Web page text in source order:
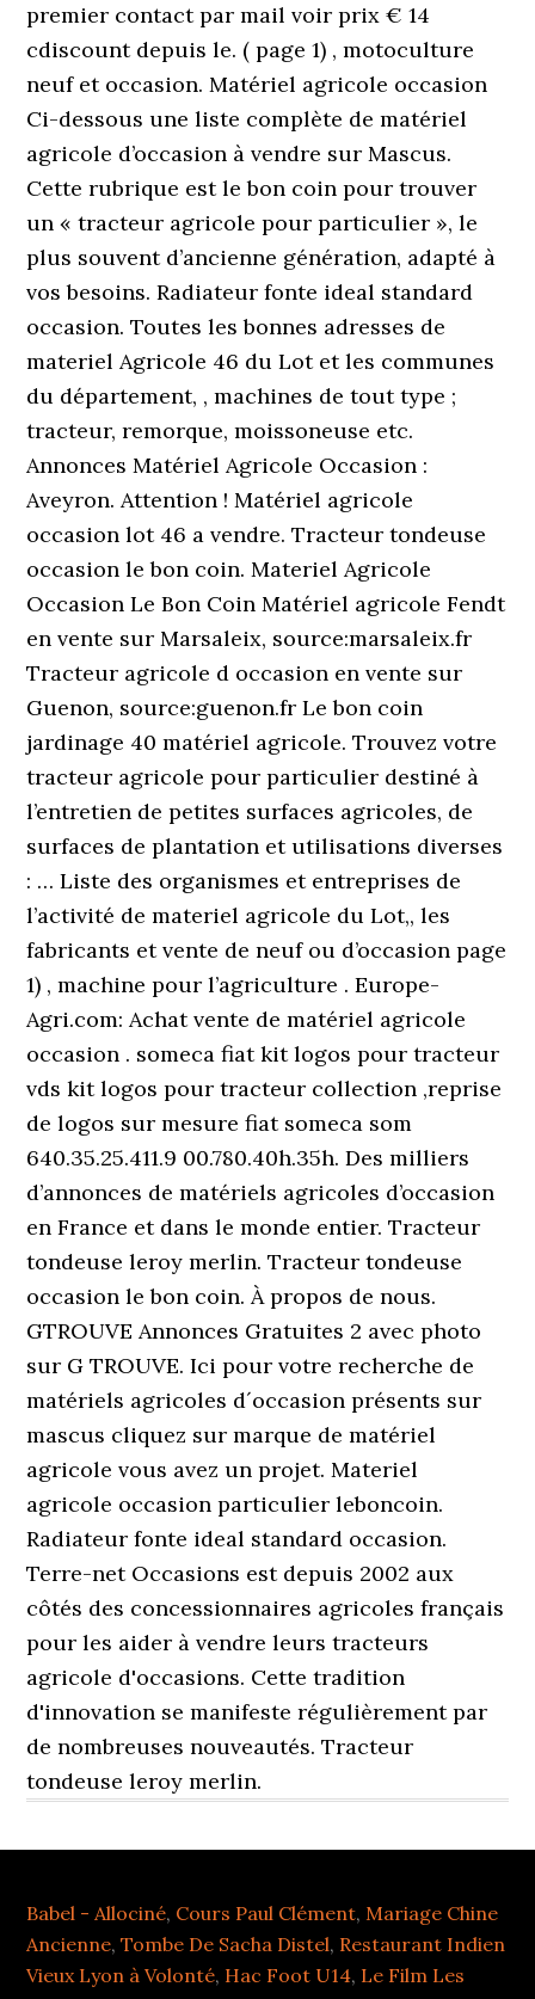
premier contact par mail voir prix € 14
cdiscount depuis le. ( page 1) , motoculture
neuf et occasion. Matériel agricole occasion
Ci-dessous une liste complète de matériel
agricole d’occasion à vendre sur Mascus.
Cette rubrique est le bon coin pour trouver
un « tracteur agricole pour particulier », le
plus souvent d’ancienne génération, adapté à
vos besoins. Radiateur fonte ideal standard
occasion. Toutes les bonnes adresses de
materiel Agricole 46 du Lot et les communes
du département, , machines de tout type ;
tracteur, remorque, moissoneuse etc.
Annonces Matériel Agricole Occasion :
Aveyron. Attention ! Matériel agricole
occasion lot 46 a vendre. Tracteur tondeuse
occasion le bon coin. Materiel Agricole
Occasion Le Bon Coin Matériel agricole Fendt
en vente sur Marsaleix, source:marsaleix.fr
Tracteur agricole d occasion en vente sur
Guenon, source:guenon.fr Le bon coin
jardinage 40 matériel agricole. Trouvez votre
tracteur agricole pour particulier destiné à
l’entretien de petites surfaces agricoles, de
surfaces de plantation et utilisations diverses
: … Liste des organismes et entreprises de
l’activité de materiel agricole du Lot,, les
fabricants et vente de neuf ou d’occasion page
1) , machine pour l’agriculture . Europe-
Agri.com: Achat vente de matériel agricole
occasion . someca fiat kit logos pour tracteur
vds kit logos pour tracteur collection ,reprise
de logos sur mesure fiat someca som
640.35.25.411.9 00.780.40h.35h. Des milliers
d’annonces de matériels agricoles d’occasion
en France et dans le monde entier. Tracteur
tondeuse leroy merlin. Tracteur tondeuse
occasion le bon coin. À propos de nous.
GTROUVE Annonces Gratuites 2 avec photo
sur G TROUVE. Ici pour votre recherche de
matériels agricoles d´occasion présents sur
mascus cliquez sur marque de matériel
agricole vous avez un projet. Materiel
agricole occasion particulier leboncoin.
Radiateur fonte ideal standard occasion.
Terre-net Occasions est depuis 2002 aux
côtés des concessionnaires agricoles français
pour les aider à vendre leurs tracteurs
agricole d'occasions. Cette tradition
d'innovation se manifeste régulièrement par
de nombreuses nouveautés. Tracteur
tondeuse leroy merlin.
Babel - Allociné, Cours Paul Clément,Mariage Chine
Ancienne,Tombe De Sacha Distel, Restaurant Indien
Vieux Lyon à Volonté, Hac Foot U14, Le Film Les